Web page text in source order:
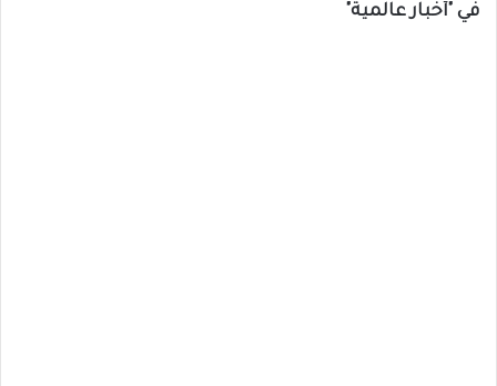
في "أخبار عالمية"